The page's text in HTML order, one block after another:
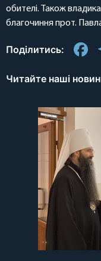
обителі. Також
благочиння прот.
Поділитись:
Читайте наші